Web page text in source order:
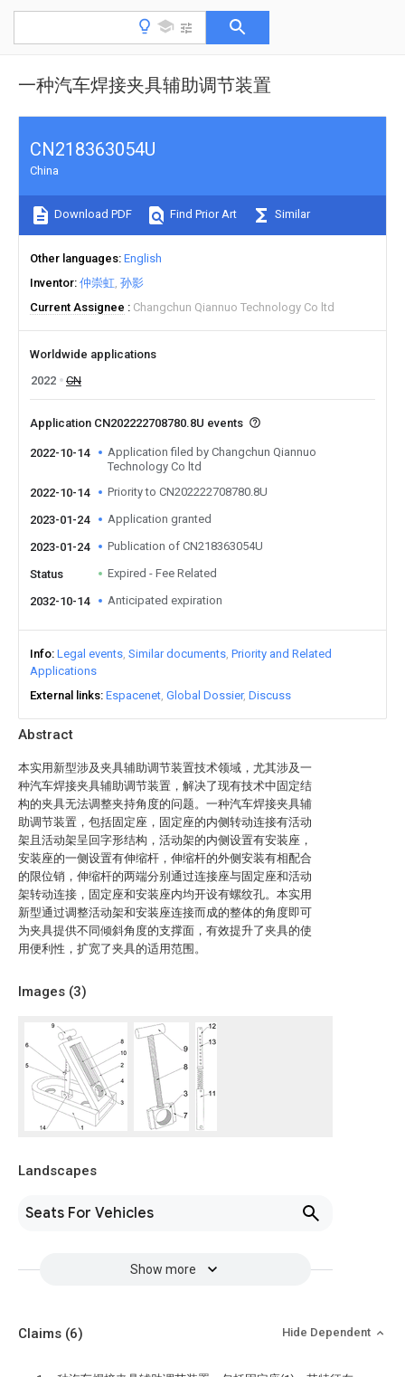
一种汽车焊接夹具辅助调节装置
Abstract
本实用新型涉及夹具辅助调节装置技术领域，尤其涉及一
种汽车焊接夹具辅助调节装置，解决了现有技术中固定结
构的夹具无法调整夹持角度的问题。一种汽车焊接夹具辅
助调节装置，包括固定座，固定座的内侧转动连接有活动
架且活动架呈回字形结构，活动架的内侧设置有安装座，
安装座的一侧设置有伸缩杆，伸缩杆的外侧安装有相配合
的限位销，伸缩杆的两端分别通过连接座与固定座和活动
架转动连接，固定座和安装座内均开设有螺纹孔。本实用
新型通过调整活动架和安装座连接而成的整体的角度即可
为夹具提供不同倾斜角度的支撑面，有效提升了夹具的使
用便利性，扩宽了夹具的适用范围。
Images (3)
Landscapes
Seats For Vehicles
Show more
CN218363054U
China
Download PDF Find Prior Art Similar
Other languages English
Inventor 仲崇虹 孙影
Current Assignee
Changchun Qiannuo Technology Co ltd
Worldwide applications
2022
CN
Application CN202222708780.8U events
2022-10-14
Application filed by Changchun Qiannuo
Technology Co ltd
2022-10-14
Priority to CN202222708780.8U
2023-01-24 Application granted
2023-01-24 Publication of CN218363054U
Status Expired - Fee Related
2032-10-14 Anticipated expiration
Info Legal events Similar documents Priority and Related
Applications
External links Espacenet Global Dossier Discuss
Claims (6) Hide Dependent